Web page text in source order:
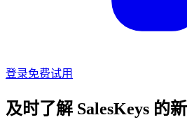
登录免费试用
及时了解 SalesKeys 的